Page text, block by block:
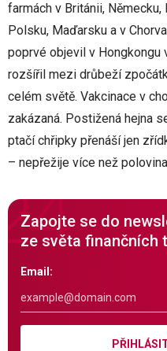
farmách v Británii,
Polsku, Maďarsku a v
poprvé objevil v Hongkongu
rozšířil mezi drůbeží
celém světě. Vakcinace v
zakázaná. Postižená hejna
ptačí chřipky přenáší jen
– nepřežije více než
Zapojte se do
ze světa finančních
Email: